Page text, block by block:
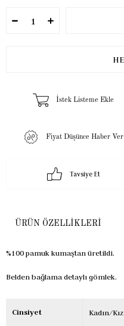
İstek Listeme Ekle
Fiyat Düşünce Haber Ver
Tavsiye Et
ÜRÜN ÖZELLIKLERI
%100 pamuk kumaştan üretildi.
Belden bağlama detaylı gömlek.
Cinsiyet Kadın/Kız